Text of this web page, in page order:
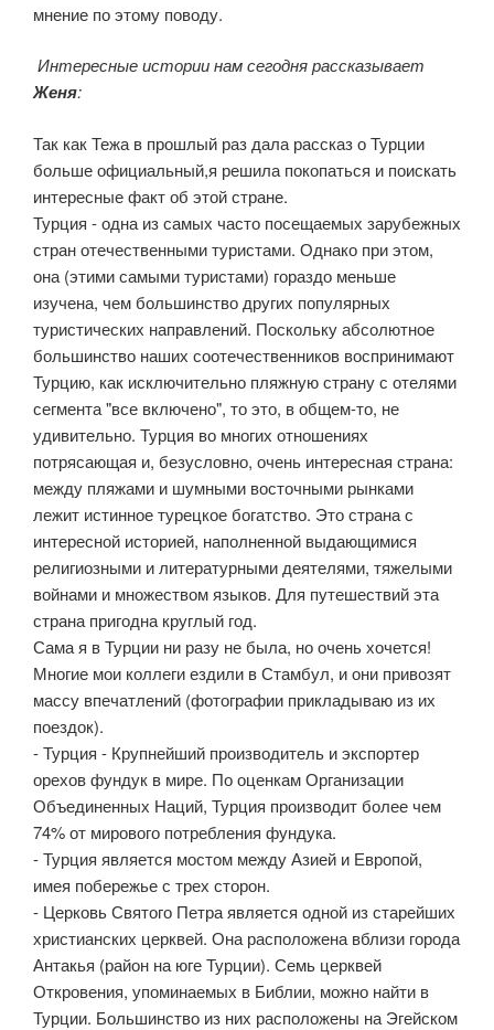
мнение по этому поводу.
Интересные истории нам сегодня рассказывает
Женя:
Так как Тежа в прошлый раз дала рассказ о Турции
больше официальный,я решила покопаться и поискать
интересные факт об этой стране.
Турция - одна из самых часто посещаемых зарубежных
стран отечественными туристами. Однако при этом,
она (этими самыми туристами) гораздо меньше
изучена, чем большинство других популярных
туристических направлений. Поскольку абсолютное
большинство наших соотечественников воспринимают
Турцию, как исключительно пляжную страну с отелями
сегмента "все включено", то это, в общем-то, не
удивительно. Турция во многих отношениях
потрясающая и, безусловно, очень интересная страна:
между пляжами и шумными восточными рынками
лежит истинное турецкое богатство. Это страна с
интересной историей, наполненной выдающимися
религиозными и литературными деятелями, тяжелыми
войнами и множеством языков. Для путешествий эта
страна пригодна круглый год.
Сама я в Турции ни разу не была, но очень хочется!
Многие мои коллеги ездили в Стамбул, и они привозят
массу впечатлений (фотографии прикладываю из их
поездок).
- Турция - Крупнейший производитель и экспортер
орехов фундук в мире. По оценкам Организации
Объединенных Наций, Турция производит более чем
74% от мирового потребления фундука.
- Турция является мостом между Азией и Европой,
имея побережье с трех сторон.
- Церковь Святого Петра является одной из старейших
христианских церквей. Она расположена вблизи города
Антакья (район на юге Турции). Семь церквей
Откровения, упоминаемых в Библии, можно найти в
Турции. Большинство из них расположены на Эгейском